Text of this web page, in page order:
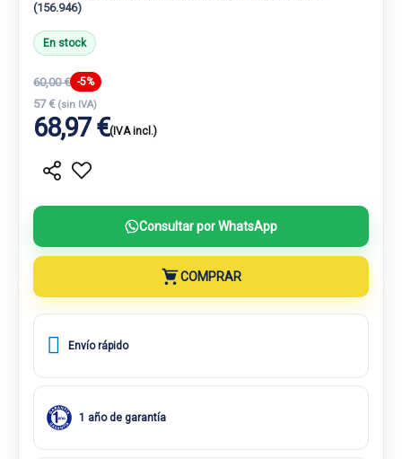
(156.946)
En stock
60,00 € -5%
57 € (sin IVA)
68,97 €(IVA incl.)
Consultar por WhatsApp
COMPRAR
Envío rápido
1 año de garantía